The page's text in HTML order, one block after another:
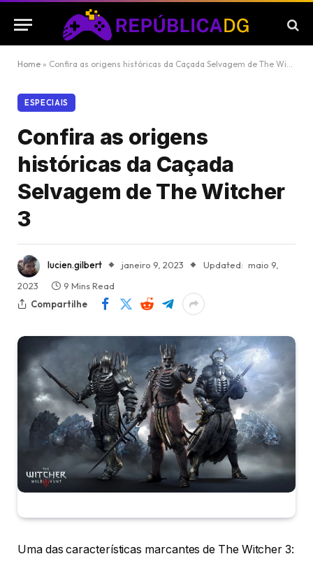
Home » Confira as origens históricas da Caçada Selvagem de The Witcher 3
ESPECIAIS
Confira as origens
históricas da Caçada
Selvagem de The Witcher
3
lucien.gilbert janeiro 9, 2023 Updated: maio 9,
2023
9 Mins Read
Compartilhe
Uma das características marcantes de The Witcher 3: